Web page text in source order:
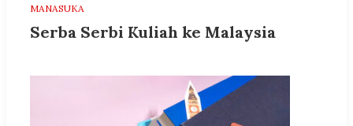
MANASUKA
Serba Serbi Kuliah ke Malaysia